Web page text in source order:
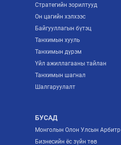
Стратегийн зорилтууд
Он цагийн хэлхээс
Байгууллагын бүтэц
Танхимын хууль
Танхимын дүрэм
Үйл ажиллагааны тайлан
Танхимын шагнал
Шалгаруулалт
БУСАД
Монголын Олон Улсын Арбитр
Бизнесийн ёс зүйн төв